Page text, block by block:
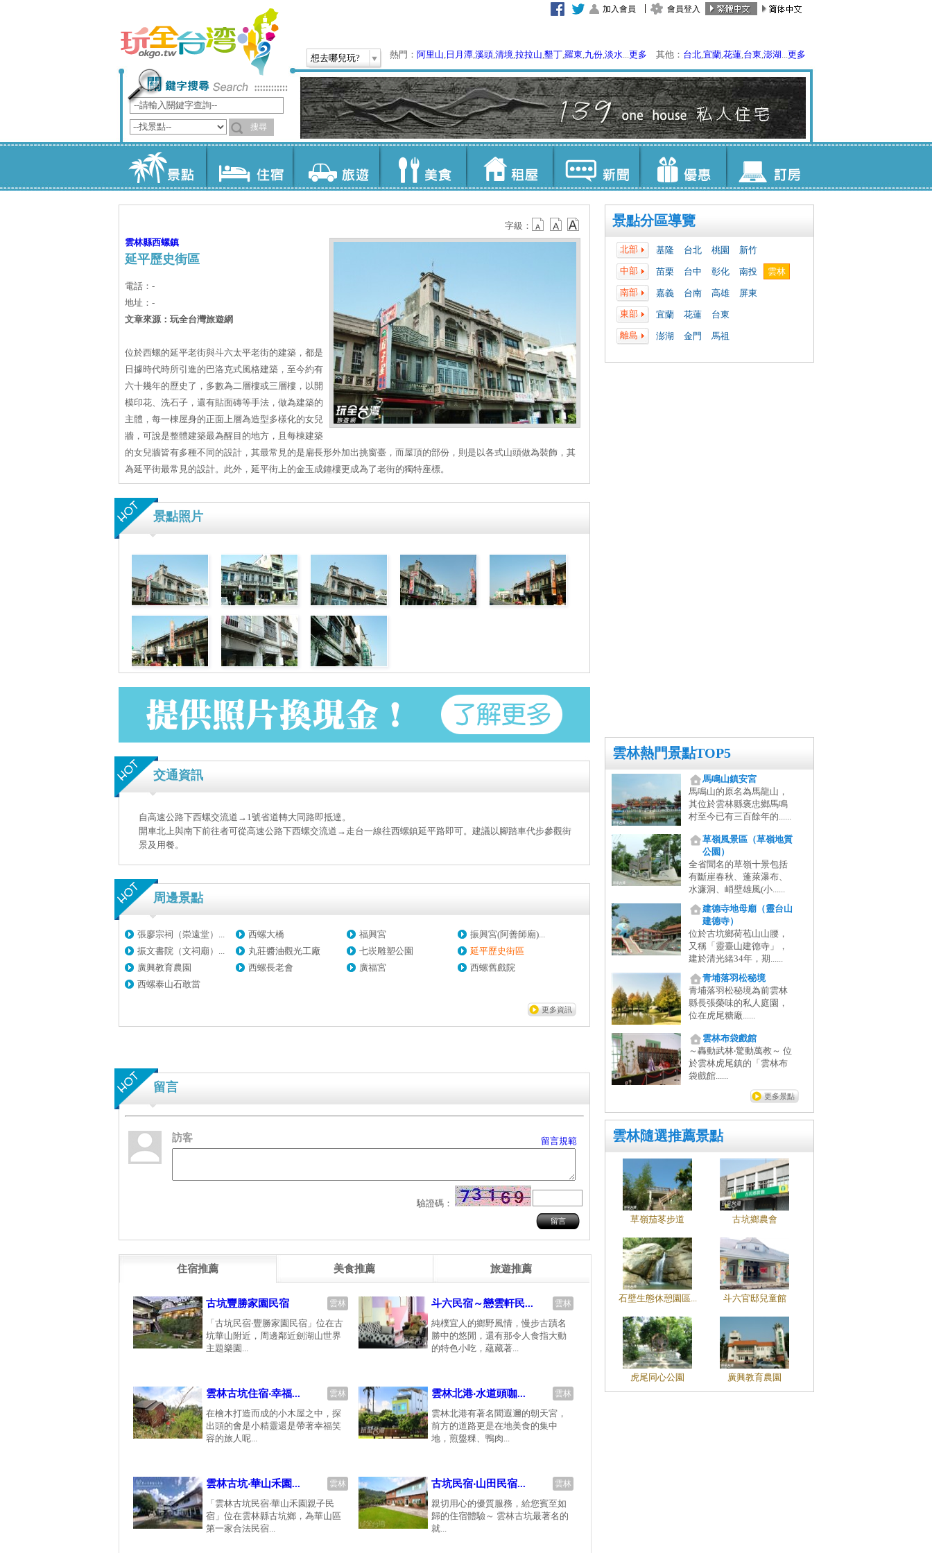
加入會員 會員登入
想去哪兒玩? 熱門： 阿里山, 日月潭,溪頭,清境,拉拉山,墾丁,羅東,九份,淡水...更多 其他： 台北,宜蘭,花蓮,台東,澎湖...更多
景點分區導覽
北部 基隆 台北 桃園
新竹
中部
苗栗 台中 彰化 南投
雲林
南部
嘉義 台南 高雄
屏東
東部
宜蘭 花蓮
台東
離島
澎湖 金門 馬祖
雲林熱門景點TOP5
馬鳴山鎮安宮
馬鳴山的原名為馬龍山，
其位於雲林縣褒忠鄉馬鳴
村至今已有三百餘年的......
草嶺風景區（草嶺地質
公園）
全省聞名的草嶺十景包括
有斷崖春秋、蓬萊瀑布、
水濂洞、峭壁雄風(小......
建德寺地母廟（靈台山
建德寺）
位於古坑鄉荷苞山山腰，
又稱「靈臺山建德寺」，
建於清光緒34年，期......
青埔落羽松秘境
青埔落羽松秘境為前雲林
縣長張榮味的私人庭園，
位在虎尾糖廠......
雲林布袋戲館
～轟動武林‧驚動萬教～ 位
於雲林虎尾鎮的「雲林布
袋戲館......
更多景點
雲林隨選推薦景點
草嶺茄苳步道 古坑鄉農會
石壁生態休憩園區... 斗六官邸兒童館
虎尾同心公園 廣興教育農園
字級：
雲林縣西螺鎮
延平歷史街區
電話：-
地址：-
文章來源：玩全台灣旅遊網
位於西螺的延平老街與斗六太平老街的建築，都是
日據時代時所引進的巴洛克式風格建築，至今約有
六十幾年的歷史了，多數為二層樓或三層樓，以開
模印花、洗石子，還有貼面磚等手法，做為建築的
主體，每一棟屋身的正面上層為造型多樣化的女兒
牆，可說是整體建築最為醒目的地方，且每棟建築
的女兒牆皆有多種不同的設計，其最常見的是扁長形外加出挑窗臺，而屋頂的部份，則是以各式山頭做為裝飾，其
為延平街最常見的設計。此外，延平街上的金玉成鐘樓更成為了老街的獨特座標。
景點照片
交通資訊
自高速公路下西螺交流道→1號省道轉大同路即抵達。
開車北上與南下前往者可從高速公路下西螺交流道→走台一線往西螺鎮延平路即可。建議以腳踏車代步參觀街
景及用餐。
周邊景點
張廖宗祠（崇遠堂）... 西螺大橋 福興宮
振興宮(阿善師廟)...
振文書院（文祠廟）...
丸莊醬油觀光工廠 七崁雕塑公園
延平歷史街區
廣興教育農園
西螺長老會 廣福宮
西螺舊戲院
西螺泰山石敢當
更多資訊
留言
訪客 留言規範
驗證碼：
住宿推薦 美食推薦 旅遊推薦
雲林
古坑豐勝家園民宿
「古坑民宿‧豐勝家園民宿」位在古
坑華山附近，周邊鄰近劍湖山世界
主題樂園...
雲林
斗六民宿～戀雲軒民...
純樸宜人的鄉野風情，慢步古蹟名
勝中的悠閒，還有那令人食指大動
的特色小吃，蘊藏著...
雲林
雲林古坑住宿‧幸福...
在檜木打造而成的小木屋之中，探
出頭的會是小精靈還是帶著幸福笑
容的旅人呢...
雲林
雲林北港‧水道頭咖...
雲林北港有著名聞遐邇的朝天宮，
前方的道路更是在地美食的集中
地，煎盤粿、鴨肉...
雲林
雲林古坑‧華山禾園...
「雲林古坑民宿‧華山禾園親子民
宿」位在雲林縣古坑鄉，為華山區
第一家合法民宿...
雲林
古坑民宿‧山田民宿...
親切用心的優質服務，給您賓至如
歸的住宿體驗～ 雲林古坑最著名的
就...